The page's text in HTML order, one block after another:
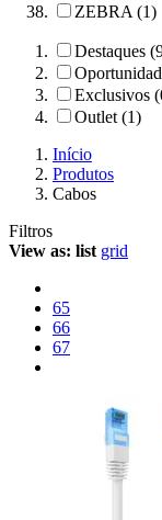
ZEBRA (1)
Destaques
Exclusivos
Outlet (1)
Início
Produtos
Cabos
Filtros
View as: list grid
65
66
67